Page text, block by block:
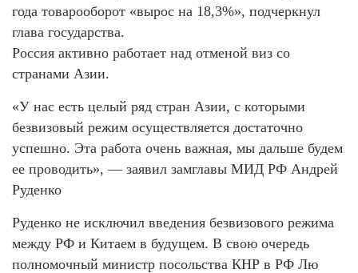
года товарооборот «вырос на 18,3%», подчеркнул
глава государства.
Россия активно работает над отменой виз со
странами Азии.
«У нас есть целый ряд стран Азии, с которыми
безвизовый режим осуществляется достаточно
успешно. Эта работа очень важная, мы дальше будем
ее проводить», — заявил замглавы МИД РФ Андрей
Руденко
Руденко не исключил введения безвизового режима
между РФ и Китаем в будущем. В свою очередь
полномочный министр посольства КНР в РФ Лю